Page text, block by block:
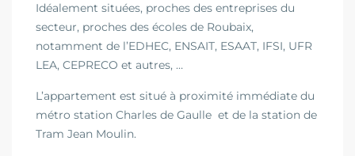
Idéalement situées, proches des entreprises du
secteur, proches des écoles de Roubaix,
notamment de l’EDHEC, ENSAIT, ESAAT, IFSI, UFR
LEA, CEPRECO et autres, …
L’appartement est situé à proximité immédiate du
métro station Charles de Gaulle et de la station de
Tram Jean Moulin.